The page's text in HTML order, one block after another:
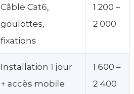
Câble Cat6,
goulottes,
fixations
1 200 –
2 000
Installation 1 jour
+ accès mobile
1 600 –
2 400